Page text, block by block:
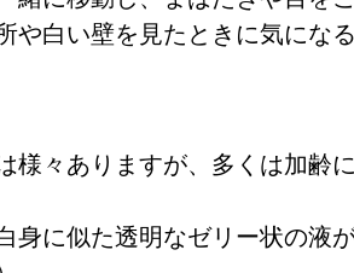
や白い壁を見たときに気にな
様々ありますが、多くは加齢
身に似た透明なゼリー状の液